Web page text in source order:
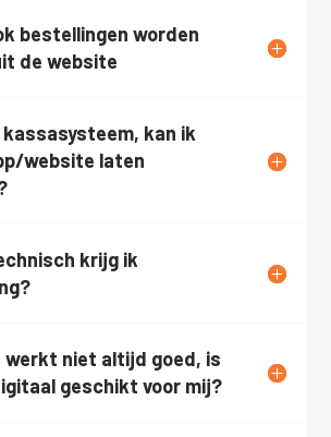
bestellingen worden
de website
kassasysteem, kan ik
website laten
krijg ik
werkt niet altijd goed, is
geschikt voor mij?